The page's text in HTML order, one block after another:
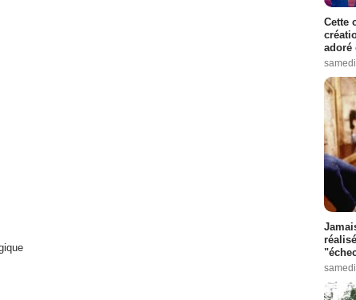
Cette
adoré